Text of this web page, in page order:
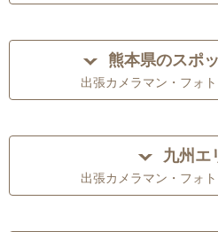
熊本県のスポ
出張カメラマン・フォ
九州エ
出張カメラマン・フォ